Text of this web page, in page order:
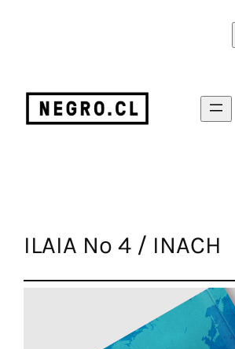
ILAIA Nº 4 / INACH